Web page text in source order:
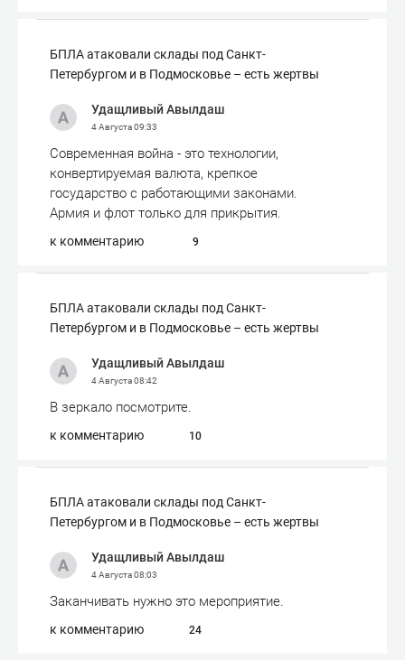
БПЛА атаковали склады под Санкт-
Петербургом и в Подмосковье – есть жертвы
Удащливый Авылдаш
4 Августа09:33
Современная война - это технологии,
конвертируемая валюта, крепкое
государство с работающими законами.
Армия и флот только для прикрытия.
к комментарию 9
БПЛА атаковали склады под Санкт-
Петербургом и в Подмосковье – есть жертвы
Удащливый Авылдаш
4 Августа08:42
В зеркало посмотрите.
к комментарию 10
БПЛА атаковали склады под Санкт-
Петербургом и в Подмосковье – есть жертвы
Удащливый Авылдаш
4 Августа08:03
Заканчивать нужно это мероприятие.
к комментарию 24